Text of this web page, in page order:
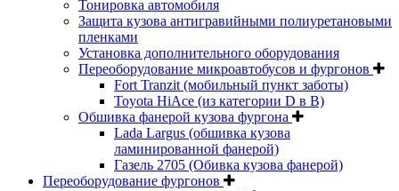
Тонировка автомобиля
Защита кузова антигравийными полиуретановыми
пленками
Установка дополнительного оборудования
Переоборудование микроавтобусов и фургонов
Fort Tranzit (мобильный пункт заботы)
Toyota HiAce (из категории D в B)
Обшивка фанерой кузова фургона
Lada Largus (обшивка кузова
ламинированной фанерой)
Газель 2705 (Обивка кузова фанерой)
Переоборудование фургонов